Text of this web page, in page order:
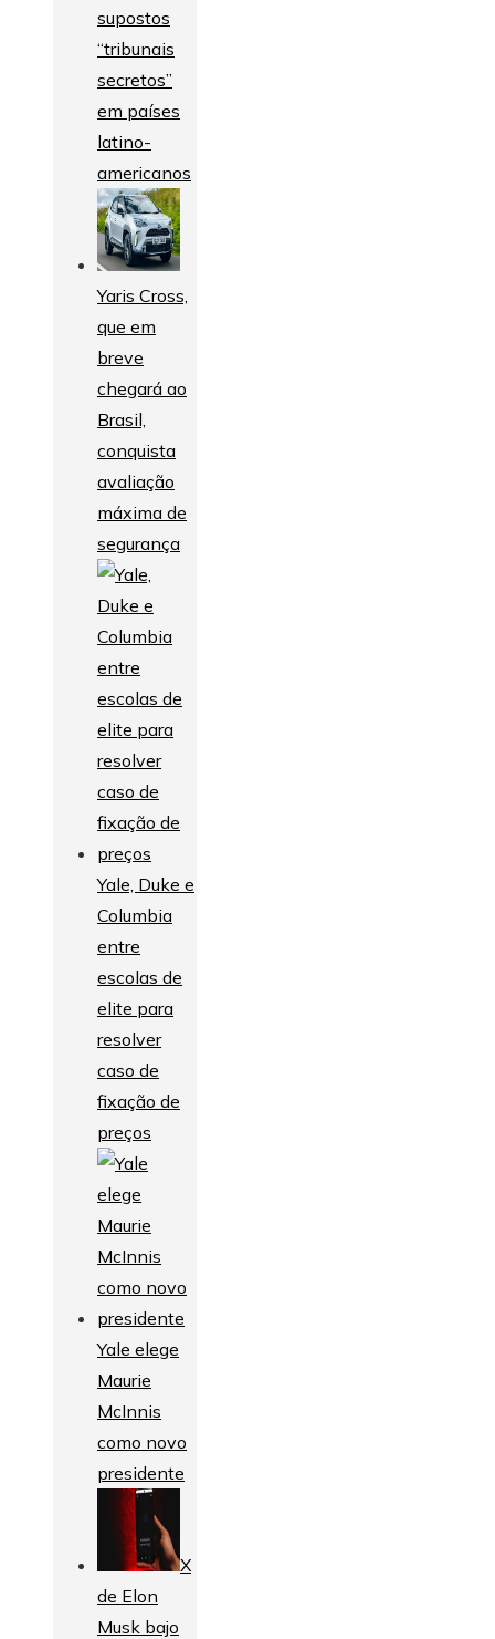
supostos
“tribunais
secretos”
em países
latino-
americanos
Yaris Cross,
que em
breve
chegará ao
Brasil,
conquista
avaliação
máxima de
segurança
Yale, Duke e
Columbia
entre
escolas de
elite para
resolver
caso de
fixação de
preços
Yale elege
Maurie
McInnis
como novo
presidente
X
de Elon
Musk bajo